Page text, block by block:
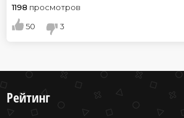
1198 просмотров
50 3
Рейтинг